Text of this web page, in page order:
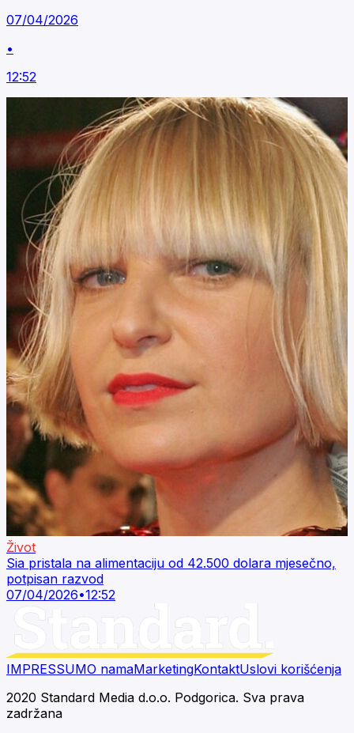
07/04/2026
•
12:52
Život
Sia pristala na alimentaciju od 42.500 dolara mjesečno,
potpisan razvod
07/04/2026•12:52
IMPRESSUMO namaMarketingKontaktUslovi korišćenja
2020 Standard Media d.o.o. Podgorica. Sva prava
zadržana